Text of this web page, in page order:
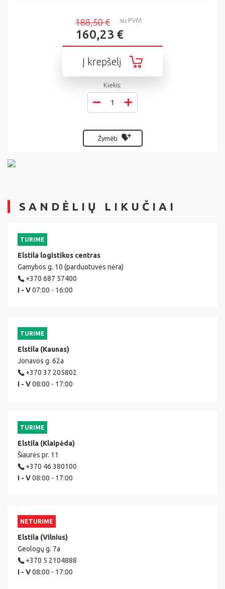
188,50 €
160,23 €
su PVM
Į krepšelį
Kiekis:
Žymėti
SANDĖLIŲ LIKUČIAI
TURIME
Elstila logistikos centras
Gamybos g. 10 (parduotuvės nėra)
+370 687 57400
I - V07:00 - 16:00
TURIME
Elstila (Kaunas)
Jonavos g. 62a
+370 37 205802
I - V08:00 - 17:00
TURIME
Elstila (Klaipėda)
Šiaurės pr. 11
+370 46 380100
I - V08:00 - 17:00
NETURIME
Elstila (Vilnius)
Geologų g. 7a
+370 5 2104888
I - V08:00 - 17:00